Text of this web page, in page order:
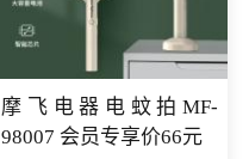
摩飞电器电蚊拍MF-
98007 会员专享价66元